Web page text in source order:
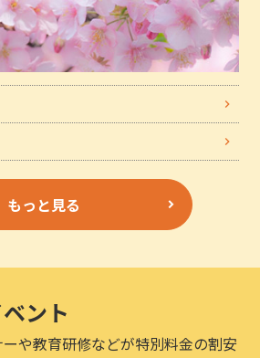
もっと見る
ント
や教育研修などが特別料金の割安